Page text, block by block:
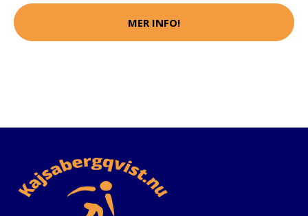
MER INFO!